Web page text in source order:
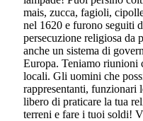
mais, zucca, fagioli,
nel 1620 e furono seguiti
persecuzione religiosa da
anche un sistema di
Europa. Teniamo riunioni
locali. Gli uomini che
rappresentanti, funzionari
libero di praticare la tua
terreni e fare i tuoi soldi!